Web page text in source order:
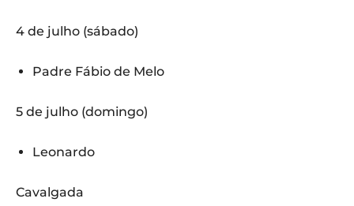
4 de julho (sábado)
Padre Fábio de Melo
5 de julho (domingo)
Leonardo
Cavalgada